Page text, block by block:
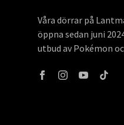
Våra dörrar på
öppna sedan juni
utbud av Pokémon